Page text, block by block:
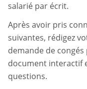
salarié par écrit.
Après avoir pris
suivantes, rédigez
demande de
document interactif
questions.